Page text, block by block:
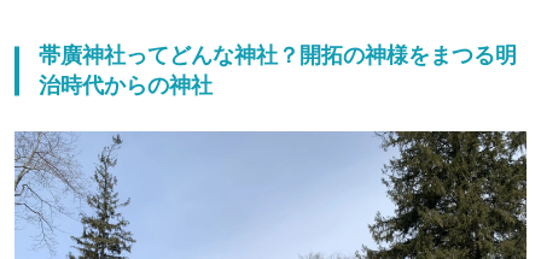
帯廣神社ってどんな神社？開拓の神様をまつる明
治時代からの神社